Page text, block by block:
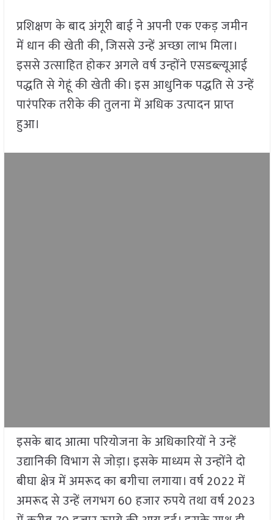
प्रशिक्षण के बाद अंगूरी बाई ने अपनी एक एकड़ जमीन
में धान की खेती की, जिससे उन्हें अच्छा लाभ मिला।
इससे उत्साहित होकर अगले वर्ष उन्होंने एसडब्ल्यूआई
पद्धति से गेहूं की खेती की। इस आधुनिक पद्धति से उन्हें
पारंपरिक तरीके की तुलना में अधिक उत्पादन प्राप्त
हुआ।
इसके बाद आत्मा परियोजना के अधिकारियों ने उन्हें
उद्यानिकी विभाग से जोड़ा। इसके माध्यम से उन्होंने दो
बीघा क्षेत्र में अमरूद का बगीचा लगाया। वर्ष 2022 में
अमरूद से उन्हें लगभग 60 हजार रुपये तथा वर्ष 2023